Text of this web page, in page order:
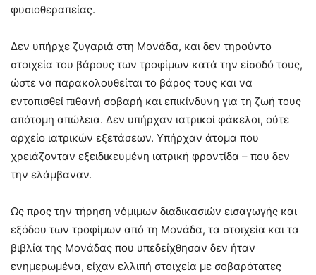
φυσιοθεραπείας.
Δεν υπήρχε ζυγαριά στη Μονάδα, και δεν τηρούντο
στοιχεία του βάρους των τροφίμων κατά την είσοδό τους,
ώστε να παρακολουθείται το βάρος τους και να
εντοπισθεί πιθανή σοβαρή και επικίνδυνη για τη ζωή τους
απότομη απώλεια. Δεν υπήρχαν ιατρικοί φάκελοι, ούτε
αρχείο ιατρικών εξετάσεων. Υπήρχαν άτομα που
χρειάζονταν εξειδικευμένη ιατρική φροντίδα – που δεν
την ελάμβαναν.
Ως προς την τήρηση νόμιμων διαδικασιών εισαγωγής και
εξόδου των τροφίμων από τη Μονάδα, τα στοιχεία και τα
βιβλία της Μονάδας που υπεδείχθησαν δεν ήταν
ενημερωμένα, είχαν ελλιπή στοιχεία με σοβαρότατες